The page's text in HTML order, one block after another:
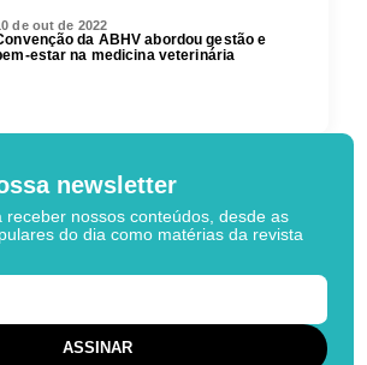
de out de 2022
da ABHV abordou gestão e
estar na medicina veterinária
newsletter
receber nossos conteúdos, desde as
do dia como matérias da revista
veterinária.